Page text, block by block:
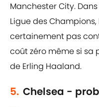
Manchester City.
Ligue des
certainement pas
coût zéro même si sa
de Erling Haaland.
5. Chelsea -